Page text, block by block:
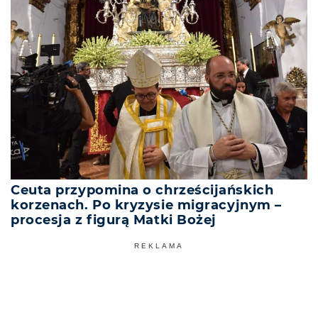
Ceuta przypomina o chrześcijańskich
korzenach. Po kryzysie migracyjnym –
procesja z figurą Matki Bożej
REKLAMA